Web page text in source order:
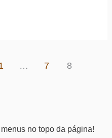
… 7 8
no topo da página!